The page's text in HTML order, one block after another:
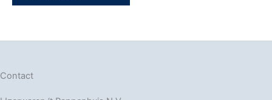
Contact